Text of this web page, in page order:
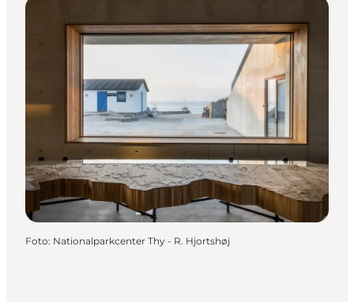
Foto: Nationalparkcenter Thy - R. Hjortshøj